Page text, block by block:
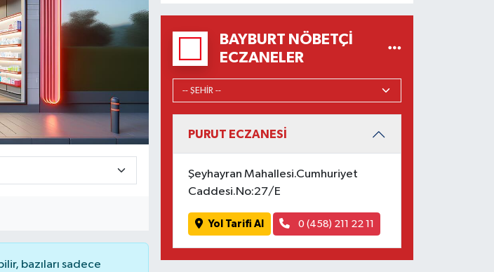
bazıları sadece
BAYBURT NÖBETÇI
ECZANELER
PURUT ECZANESİ
Şeyhayran Mahallesi.Cumhuriyet
Caddesi.No:27/E
Yol Tarifi Al 0 (458) 211 22 11